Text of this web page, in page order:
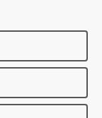
60-årsdagen 28/5 1913]
konsert]